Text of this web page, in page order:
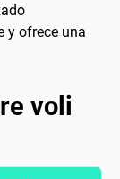
y ofrece una
voli